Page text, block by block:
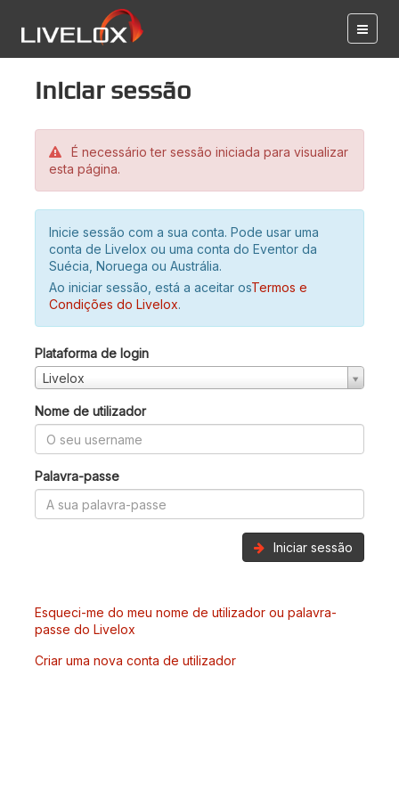
Iniciar sessão
É necessário ter sessão iniciada para visualizar
esta página.
Inicie sessão com a sua conta. Pode usar uma
conta de Livelox ou uma conta do Eventor da
Suécia, Noruega ou Austrália.
Ao iniciar sessão, está a aceitar osTermos e
Condições do Livelox.
Plataforma de login
Livelox
Nome de utilizador
Palavra-passe
Iniciar sessão
Esqueci-me do meu nome de utilizador ou palavra-
passe do Livelox
Criar uma nova conta de utilizador